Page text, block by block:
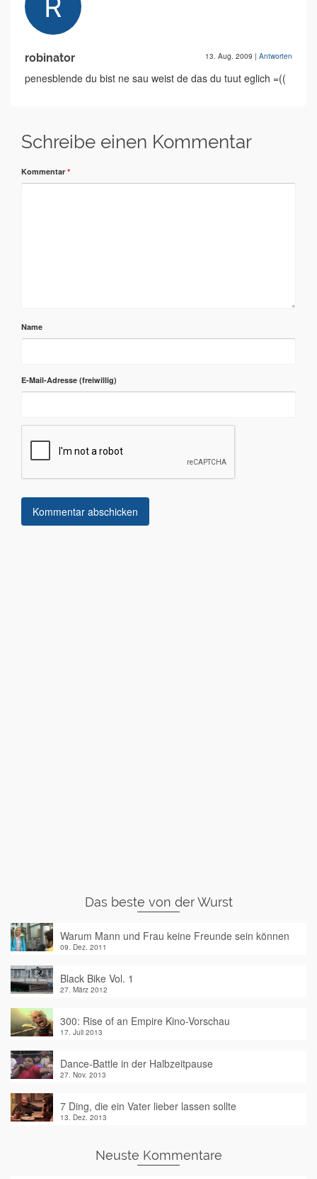
robinator 13. Aug. 2009 | Antworten
penesblende du bist ne sau weist de das du tuut eglich =((
Schreibe einen Kommentar
Kommentar *
Name
E-Mail-Adresse
Das beste von der Wurst
Warum Mann und Frau keine Freunde sein können
09. Dez. 2011
Black Bike Vol. 1
27. März 2012
300: Rise of an Empire Kino-Vorschau
17. Juli 2013
Dance-Battle in der Halbzeitpause
27. Nov. 2013
7 Ding, die ein Vater lieber lassen sollte
13. Dez. 2013
Neuste Kommentare